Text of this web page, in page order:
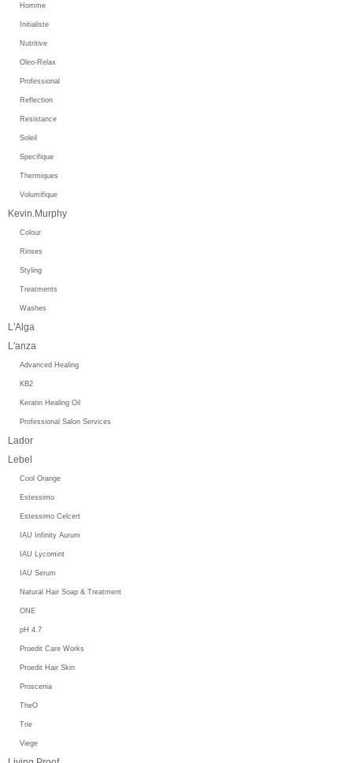
Homme
Initialiste
Nutritive
Oleo-Relax
Professional
Reflection
Resistance
Soleil
Specifique
Thermiques
Volumifique
Kevin.Murphy
Colour
Rinses
Styling
Treatments
Washes
L'Alga
L'anza
Advanced Healing
KB2
Keratin Healing Oil
Professional Salon Services
Lador
Lebel
Cool Orange
Estessimo
Estessimo Celcert
IAU Infinity Aurum
IAU Lycomint
IAU Serum
Natural Hair Soap & Treatment
ONE
pH 4.7
Proedit Care Works
Proedit Hair Skin
Proscenia
TheO
Trie
Viege